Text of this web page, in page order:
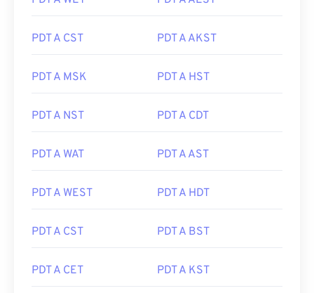
PDT A CST PDT A AKST
PDT A MSK PDT A HST
PDT A NST PDT A CDT
PDT A WAT PDT A AST
PDT A WEST PDT A HDT
PDT A CST PDT A BST
PDT A CET PDT A KST